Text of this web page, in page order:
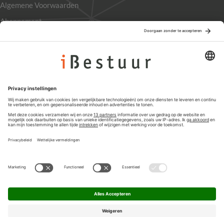
Algemene Voorwaarden
Abonnement
Privacyinstellingen